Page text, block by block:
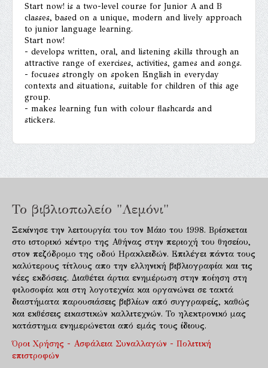
Start now! is a two-level course for Junior A and B
classes, based on a unique, modern and lively approach
to junior language learning.
Start now!
- develops written, oral, and listening skills through an
attractive range of exercises, activities, games and songs.
- focuses strongly on spoken English in everyday
contexts and situations, suitable for children of this age
group.
- makes learning fun with colour flashcards and
stickers.
Το βιβλιοπωλείο "Λεμόνι"
Ξεκίνησε την λειτουργία του τον Μάιο του 1998. Βρίσκεται
στο ιστορικό κέντρο της Αθήνας στην περιοχή του θησείου,
στον πεζόδρομο της οδού Ηρακλειδών. Επιλέγει πάντα τους
καλύτερους τίτλους απο την ελληνική βιβλιογραφία και τις
νέες εκδόσεις. Διαθέτει άρτια ενημέρωση στην ποίηση στη
φιλοσοφία και στη λογοτεχνία και οργανώνει σε τακτά
διαστήματα παρουσιάσεις βιβλίων από συγγραφείς, καθώς
και εκθέσεις εικαστικών καλλιτεχνών. Το ηλεκτρονικό μας
κατάστημα ενημερώνεται από εμάς τους ίδιους.
Όροι Χρήσης - Ασφάλεια Συναλλαγών - Πολιτική
επιστροφών